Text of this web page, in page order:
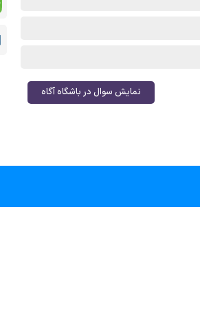
نمایش سوال در باشگاه آگاه